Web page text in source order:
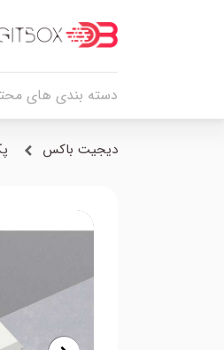
دسته بندی های
دیجیت باکس